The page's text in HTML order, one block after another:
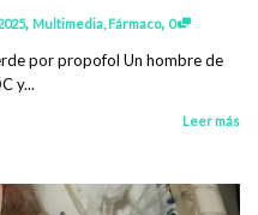
, Multimedia, Fármaco, 0
por propofol Un hombre de
y...
Leer más